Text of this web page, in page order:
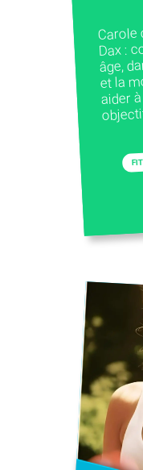
Carole
Dax :
âge,
et la
aider